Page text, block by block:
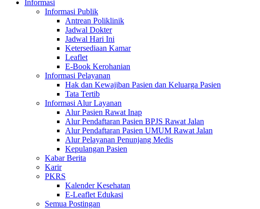
Informasi
Informasi Publik
Antrean Poliklinik
Jadwal Dokter
Jadwal Hari Ini
Ketersediaan Kamar
Leaflet
E-Book Kerohanian
Informasi Pelayanan
Hak dan Kewajiban Pasien dan Keluarga Pasien
Tata Tertib
Informasi Alur Layanan
Alur Pasien Rawat Inap
Alur Pendaftaran Pasien BPJS Rawat Jalan
Alur Pendaftaran Pasien UMUM Rawat Jalan
Alur Pelayanan Penunjang Medis
Kepulangan Pasien
Kabar Berita
Karir
PKRS
Kalender Kesehatan
E-Leaflet Edukasi
Semua Postingan